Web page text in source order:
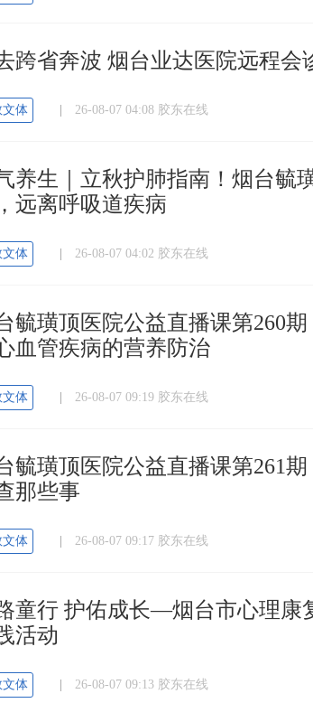
跨省奔波 烟台业达医院远程会
文体 26-08-07 04:08 胶东在线
养生｜立秋护肺指南！烟台毓
远离呼吸道疾病
文体 26-08-07 04:02 胶东在线
毓璜顶医院公益直播课第260
血管疾病的营养防治
文体 26-08-07 09:19 胶东在线
毓璜顶医院公益直播课第261
那些事
文体 26-08-07 09:17 胶东在线
童行 护佑成长—烟台市心理康
活动
文体 26-08-07 09:13 胶东在线